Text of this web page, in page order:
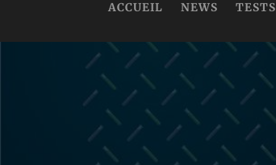
ACCUEIL NEWS TESTS